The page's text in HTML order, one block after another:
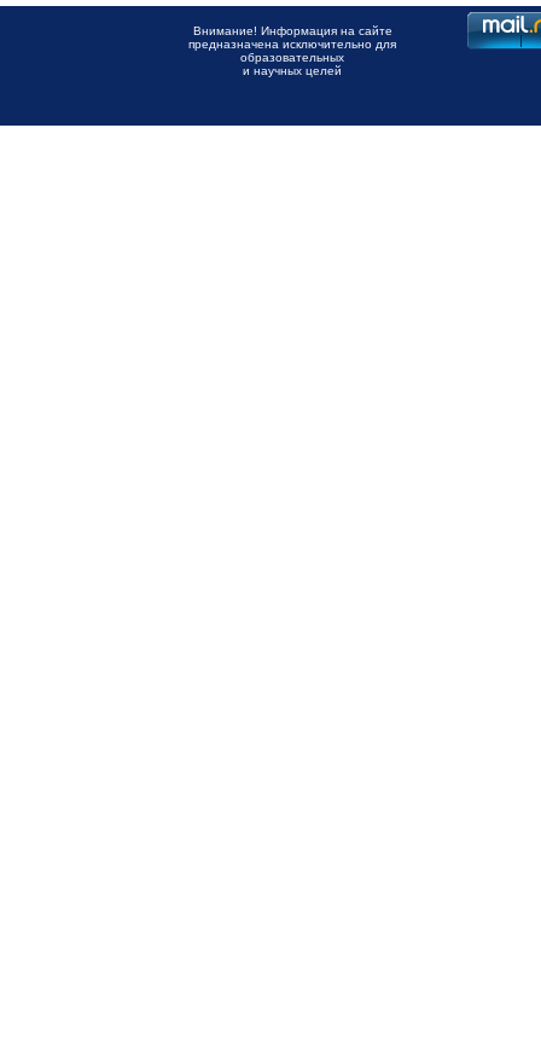
Внимание! Информация на сайте
предназначена исключительно для
образовательных
и научных целей